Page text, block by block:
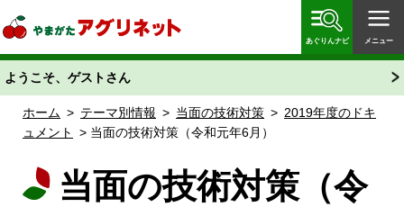
「あぐりん」
あぐりんナビ メニュー
ようこそ、ゲストさん
ホーム > テーマ別情報 > 当面の技術対策 > 2019年度のドキ
ュメント
> 当面の技術対策（令和元年6月）
当面の技術対策（令